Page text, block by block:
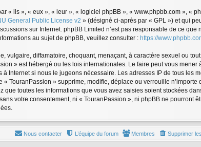
« ils », « eux », « leur », « logiciel phpBB », « www.phpbb.com », «
General Public License v2 » (désigné ci-après par « GPL ») et qui
sur Internet. phpBB Limited n’est pas responsable de ce que
au sujet de phpBB, veuillez consulter : https://
vulgaire, diffamatoire, choquant, menaçant, à caractère sexuel ou
» est hébergé ou les lois internationales. Le faire peut vous mener
Internet si nous le jugeons nécessaire. Les adresses IP de tous les
TouranPassion » supprime, modifie, déplace ou verrouille
que toutes les informations que vous avez saisies soient stockées
votre consentement, ni « TouranPassion », ni phpBB ne pourront
Supprimer
Membres
L’équipe du forum
Nous contacter